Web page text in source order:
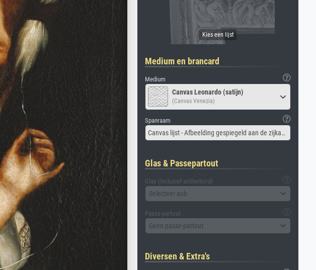
Medium en brancard
Medium
Canvas Leonardo (satijn)
(Canvas Venezia)
Spanraam
Canvas lijst - Afbeelding gespiegeld aan de zijkant
Glas & Passepartout
Glas (inclusief achterbord)
Selecteer aub
Passe-partout
Geen passe-partout
Diversen & Extra's